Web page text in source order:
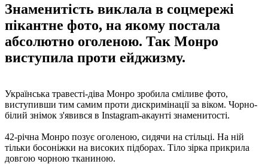
Знаменитість виклала в соцмережі
пікантне фото, на якому постала
абсолютно оголеною. Так Монро
виступила проти ейджизму.
Українська травесті-діва Монро зробила сміливе фото,
виступивши тим самим проти дискримінації за віком. Чорно-
білий знімок з'явився в Instagram-акаунті знаменитості.
42-річна Монро позує оголеною, сидячи на стільці. На ній
тільки босоніжки на високих підборах. Тіло зірка прикрила
довгою чорною тканиною.